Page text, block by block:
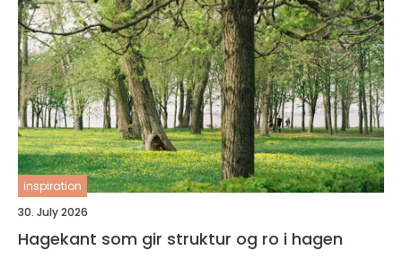
inspiration
30. July 2026
Hagekant som gir struktur og ro i hagen